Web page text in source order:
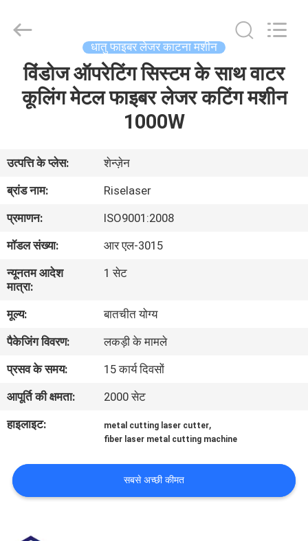
वीआर
शो
हमारे
बारे
में
कारखाना
भ्रमण
गुणवत्ता
नियंत्रण
संपर्क
करें
Technology
Reserved.
धातु फाइबर लेजर काटना मशीन
विंडोज ऑपरेटिंग सिस्टम के साथ वाटर
कूलिंग मेटल फाइबर लेजर कटिंग मशीन
1000W
उत्पत्ति के प्लेस:
शेन्ज़ेन
ब्रांड नाम:
Riselaser
प्रमाणन:
ISO9001:2008
मॉडल संख्या:
आर एल-3015
न्यूनतम आदेश
मात्रा:
1 सेट
मूल्य:
बातचीत योग्य
पैकेजिंग विवरण:
लकड़ी के मामले
प्रसव के समय:
15 कार्य दिवसों
आपूर्ति की क्षमता:
2000 सेट
हाइलाइट:
metal cutting laser cutter,
fiber laser metal cutting machine
सबसे अच्छी कीमत